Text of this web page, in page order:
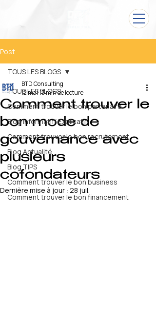
Post
TOUS LES BLOGS
Comment trouver le bon partenaire
Blog Informatif/ Explicatif
Comment trouver le bon recrutement
Blog Actualité
Blog TIPS
Comment trouver le bon business
Comment trouver le bon financement
TOUS LES BLOGS
Comment trouver le
bon mode de
gouvernance avec
plusieurs
cofondateurs
BTD Consulting
12 mai13 min de lecture
Dernière mise à jour : 28 juil.